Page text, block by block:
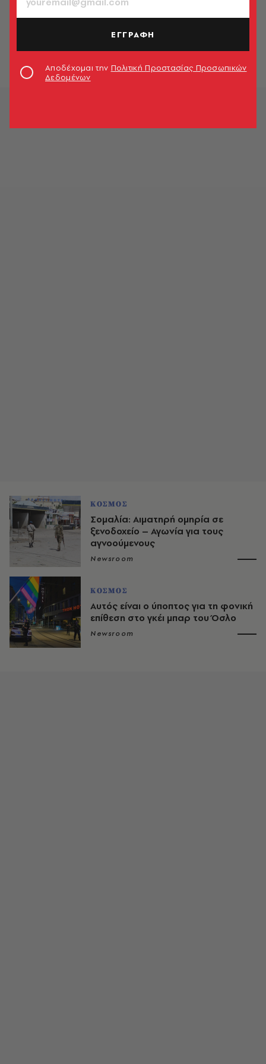
ΚΟΣΜΟΣ
Μακελειό με δέκα νεκρούς στον
Καναδά από επιθέσεις με μαχαίρια
Newsroom
ΚΟΣΜΟΣ
Σομαλία: Αιματηρή ομηρία σε
ξενοδοχείο – Αγωνία για τους
αγνοούμενους
Newsroom
ΚΟΣΜΟΣ
Αυτός είναι ο ύποπτος για τη φονική
επίθεση στο γκέι μπαρ του Όσλο
Newsroom
ΕΓΓΡΑΦΗ
Αποδέχομαι την Πολιτική Προστασίας Προσωπικών
Δεδομένων